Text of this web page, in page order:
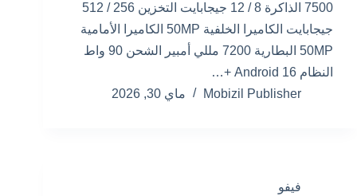
7500 الذاكرة 8 / 12 جيجابايت التخزين 256 / 512
جيجابايت الكاميرا الخلفية 50MP الكاميرا الأمامية
50MP البطارية 7200 مللي أمبير الشحن 90 واط
النظام Android 16 +…
Mobizil Publisher
ماي 30, 2026
فيفو